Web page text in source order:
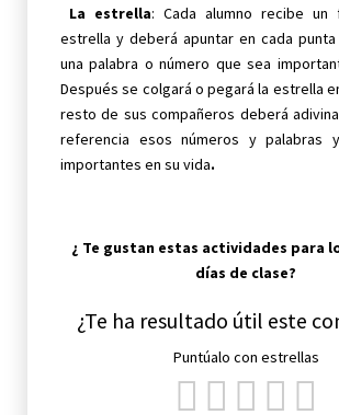
La estrella: Cada alumno recibe un
estrella y deberá apuntar en cada
una palabra o número que sea
Después se colgará o pegará la estrella
resto de sus compañeros deberá
referencia esos números y palabras
importantes en su vida.
¿ Te gustan estas actividades para
días de clase?
¿Te ha resultado útil este
Puntúalo con estrellas